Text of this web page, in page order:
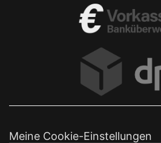
Meine Cookie-Einstellungen